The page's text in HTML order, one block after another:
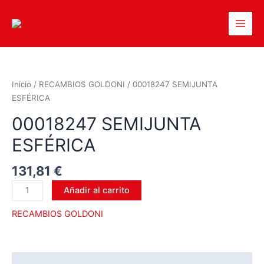
Inicio / RECAMBIOS GOLDONI / 00018247 SEMIJUNTA
ESFÉRICA
00018247 SEMIJUNTA
ESFÉRICA
131,81 €
Añadir al carrito
RECAMBIOS GOLDONI